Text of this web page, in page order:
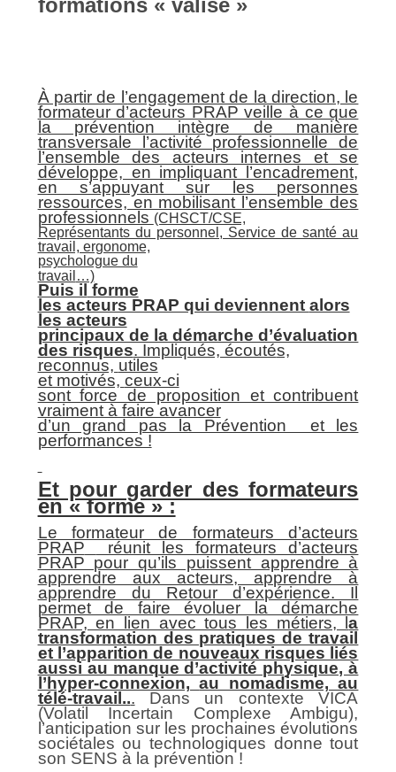
formations « valise »
À partir de l’engagement de la direction, le
formateur d’acteurs PRAP veille à ce que
la prévention intègre de manière
transversale l’activité professionnelle de
l’ensemble des acteurs internes et se
développe, en impliquant l’encadrement,
en s’appuyant sur les personnes
ressources, en mobilisant l’ensemble des
professionnels (CHSCT/CSE,
Représentants du personnel, Service de santé au
travail, ergonome,
psychologue du
travail …)
Puis il forme
les acteurs PRAP qui deviennent alors
les acteurs
principaux de la démarche d’évaluation
des risques. Impliqués, écoutés,
reconnus, utiles
et motivés, ceux-ci
sont force de proposition et contribuent
vraiment à faire avancer
d’un grand pas la Prévention et les
performances !
Et pour garder des formateurs
en « forme » :
Le formateur de formateurs d’acteurs
PRAP
réunit les formateurs d’acteurs
PRAP pour qu’ils puissent apprendre à
apprendre aux acteurs, apprendre à
apprendre du Retour d’expérience. Il
permet de faire évoluer la démarche
PRAP, en lien avec tous les métiers, la
transformation des pratiques de travail
et l’apparition de nouveaux risques liés
aussi au manque d’activité physique, à
l’hyper-connexion,au nomadisme, au
télé-travail... Dans un contexte VICA
(Volatil Incertain Complexe Ambigu),
l’anticipation sur les prochaines évolutions
sociétales ou technologiques donne tout
son SENS à la prévention !